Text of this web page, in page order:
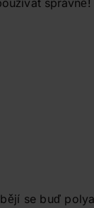
správně!
se buď